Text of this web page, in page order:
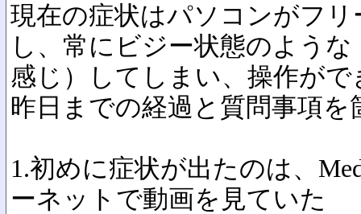
現在の症状はパソコンがフ
し、常にビジー状態のような
感じ）してしまい、操作が
昨日までの経過と質問事項
1.初めに症状が出たのは、
ーネットで動画を見ていた